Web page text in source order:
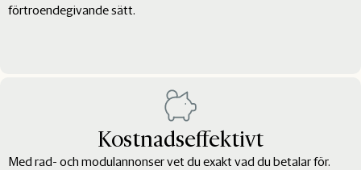
förtroendegivande sätt.
Kostnadseffektivt
Med rad- och modulannonser vet du exakt vad du betalar för.